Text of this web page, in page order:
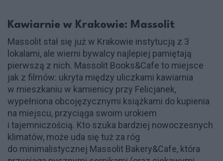
Kawiarnie w Krakowie: Massolit
Massolit stał się już w Krakowie instytucją z 3
lokalami, ale wierni bywalcy najlepiej pamiętają
pierwszą z nich. Massolit Books&Cafe to miejsce
jak z filmów: ukryta między uliczkami kawiarnia
w mieszkaniu w kamienicy przy Felicjanek,
wypełniona obcojęzycznymi książkami do kupienia
na miejscu, przyciąga swoim urokiem
i tajemniczością. Kto szuka bardziej nowoczesnych
klimatów, może uda się tuż za róg
do minimalistycznej Massolit Bakery&Cafe, która